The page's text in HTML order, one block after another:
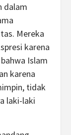
dalam
Mereka
karena
Islam
karena
tidak
laki-laki